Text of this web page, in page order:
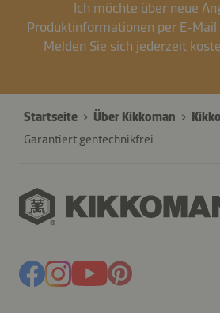
Ich möchte über neue
Produktinformationen per E-
Melden Sie sich jederzeit
Startseite Über Kikkoman
Garantiert gentechnikfrei